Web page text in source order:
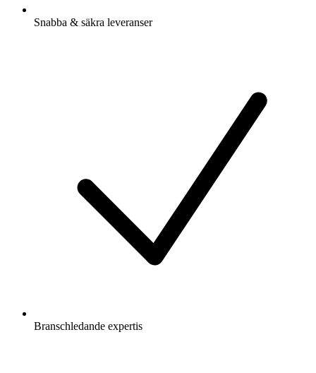
Snabba & säkra leveranser
Branschledande expertis